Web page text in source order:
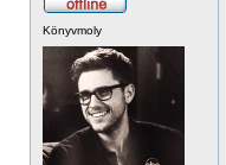
Könyvmoly